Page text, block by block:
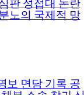
노의 국제적 망
보 면담 기록 공